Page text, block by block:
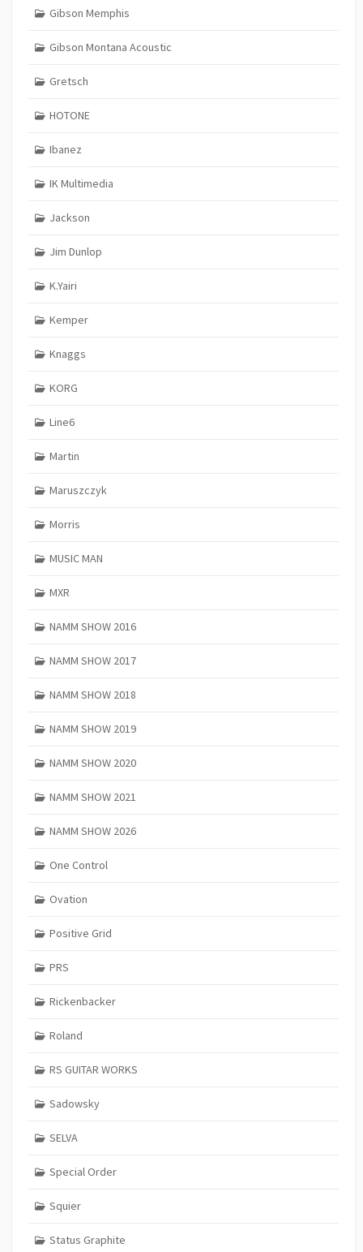
Gibson Memphis
Gibson Montana Acoustic
Gretsch
HOTONE
Ibanez
IK Multimedia
Jackson
Jim Dunlop
K.Yairi
Kemper
Knaggs
KORG
Line6
Martin
Maruszczyk
Morris
MUSIC MAN
MXR
NAMM SHOW 2016
NAMM SHOW 2017
NAMM SHOW 2018
NAMM SHOW 2019
NAMM SHOW 2020
NAMM SHOW 2021
NAMM SHOW 2026
One Control
Ovation
Positive Grid
PRS
Rickenbacker
Roland
RS GUITAR WORKS
Sadowsky
SELVA
Special Order
Squier
Status Graphite